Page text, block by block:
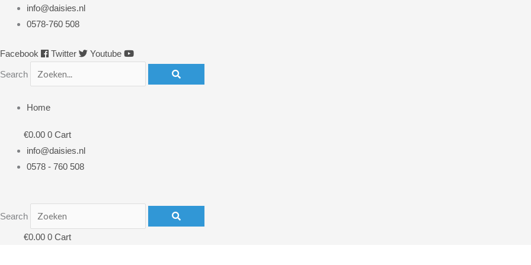
inhoud
info@daisies.nl
0578-760 508
Facebook Twitter Youtube
Search
Home
€0.00 0 Cart
info@daisies.nl
0578 - 760 508
Search
€0.00 0 Cart